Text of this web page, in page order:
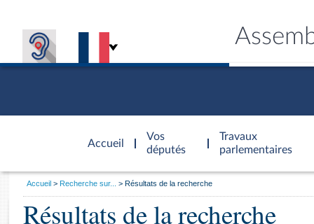
Accueil
d'accueil
Vos
députés
Travaux
parlementaires
Général
Vous
Accueil Recherche sur... Résultats de la recherche
Résultats de la recherche